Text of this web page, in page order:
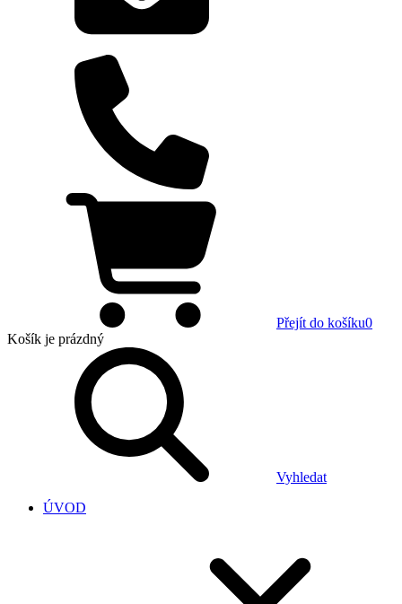
Přejít do košíku0
Košík je prázdný
Vyhledat
ÚVOD